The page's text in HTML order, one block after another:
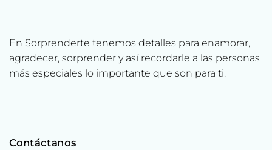
En Sorprenderte tenemos detalles para enamorar,
agradecer, sorprender y así recordarle a las personas
más especiales lo importante que son para ti.
Contáctanos